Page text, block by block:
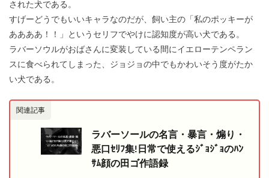
された犬である。
すげーどうでもいいキャラなのだが、飼い主の「私のポッキーが
ああああ！！」というセリフでやけに認知度が高い犬である。
ラバーソウルがおばさんに変装している間にイエローテンペラン
スに食べられてしまった、ジョジョの中でもかわいそう度がたか
い犬である。
関連記事
ラバーソールの名言・暴言・煽り・
悪口ｾﾘﾌ集!日常で使えるｼﾞｮｼﾞｮのﾊﾝ
ｻﾑ顔の田ゴ作語録